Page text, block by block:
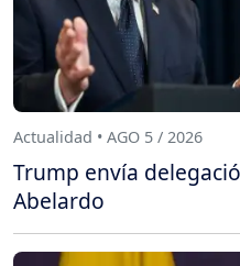
Actualidad • AGO 5 / 2026
Trump envía
Abelardo